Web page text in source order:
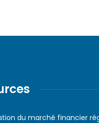
du marché financier